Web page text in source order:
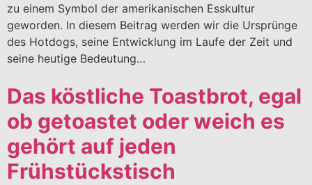
zu einem Symbol der amerikanischen Esskultur
geworden. In diesem Beitrag werden wir die Ursprünge
des Hotdogs, seine Entwicklung im Laufe der Zeit und
seine heutige Bedeutung…
Das köstliche Toastbrot, egal
ob getoastet oder weich es
gehört auf jeden
Frühstückstisch